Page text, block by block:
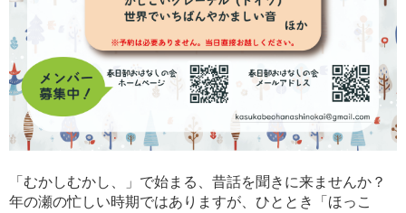
「むかしむかし、」で始まる、昔話を聞きに来ませんか？
年の瀬の忙しい時期ではありますが、ひととき「ほっこ